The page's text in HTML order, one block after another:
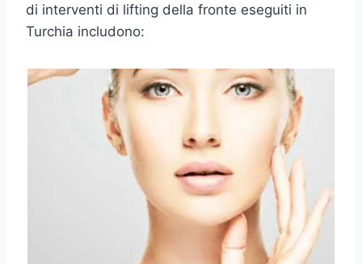
di interventi di lifting della fronte eseguiti in
Turchia includono: